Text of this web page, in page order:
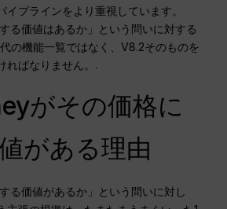
イプラインをより重視しています。
る価値はあるか」という問いに対する
の機能一覧ではなく、V8.2そのものを
ればなりません。.
がその価格に
がある理由
る価値があるか」という問いに対し